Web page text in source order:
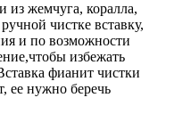
из жемчуга, коралла,
чистке вставку,
и по возможности
избежать
фианит чистки
ее нужно беречь